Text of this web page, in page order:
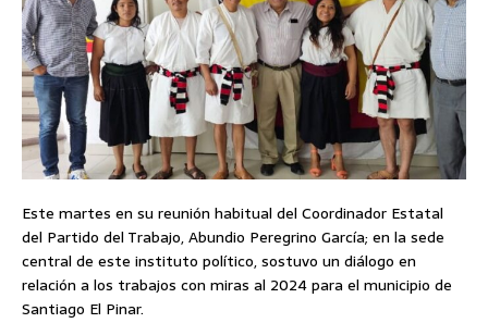
Este martes en su reunión habitual del Coordinador Estatal
del Partido del Trabajo, Abundio Peregrino García; en la sede
central de este instituto político, sostuvo un diálogo en
relación a los trabajos con miras al 2024 para el municipio de
Santiago El Pinar.